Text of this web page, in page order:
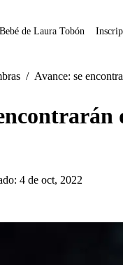
Bebé de Laura Tobón
/ Avance: se
4 de oct, 2022